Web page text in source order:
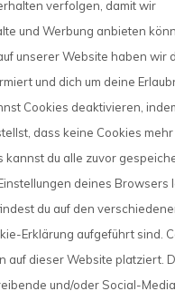
verfolgen, damit wir
und Werbung anbieten
unserer Website haben wir
und dich um deine
Cookies deaktivieren,
dass keine Cookies
kannst du alle zuvor
deines Browsers
du auf den
Erklärung aufgeführt sind.
auf dieser Website platziert.
und/oder Social-